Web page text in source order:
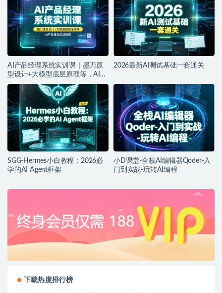
AI产品经理系统实训课｜墨刀原
型设计+大模型底层原理等，AI产
品落地实战教程
2026最新AI测试基础一套通关
SGG-Hermes小白教程：2026必
学的AI Agent框架
小D课堂-全栈AI编辑器Qoder-入
门到实战-玩转AI编程
下载热度排行榜